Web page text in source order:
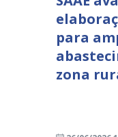
para
zona